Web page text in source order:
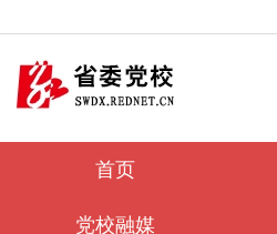
首页
党校融媒